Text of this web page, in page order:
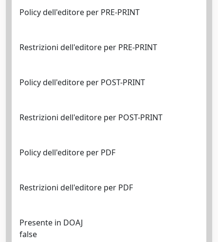
Policy dell'editore per PRE-PRINT
Restrizioni dell'editore per PRE-PRINT
Policy dell'editore per POST-PRINT
Restrizioni dell'editore per POST-PRINT
Policy dell'editore per PDF
Restrizioni dell'editore per PDF
Presente in DOAJ